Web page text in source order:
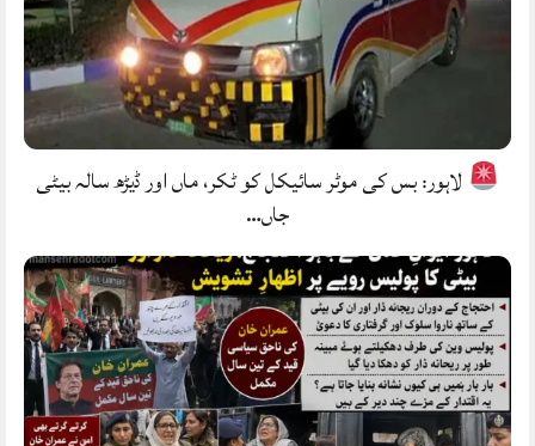
لاہور: بس کی موٹر سائیکل کو ٹکر، ماں اور ڈیڑھ سالہ بیٹی
جاں…